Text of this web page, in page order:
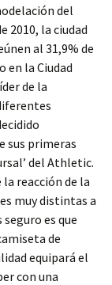
del
2010, la ciudad
al 31,9% de
en la Ciudad
de la
sus primeras
del Athletic.
reacción de la
muy distintas a
es que
de
equipará el
con una